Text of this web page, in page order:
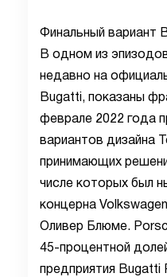
Финальный вариант
В одном из
недавно на
Bugatti, показаны
феврале 2022 года
вариантов дизайна
принимающих
числе которых был
концерна
Оливер Блюме.
45-процентной
предприятия Bugatti